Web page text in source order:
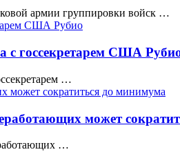
армии группировки войск …
с госсекретарем США
…
может
…